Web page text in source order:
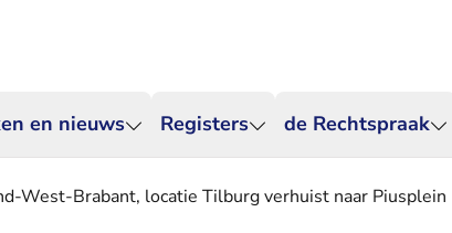
en nieuws Registers de Rechtspraak
West-Brabant, locatie Tilburg verhuist naar Piusplein